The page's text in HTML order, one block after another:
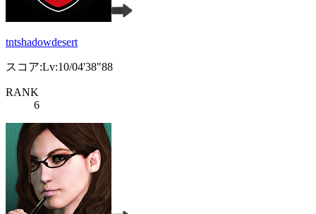
tntshadowdesert
スコア:Lv:10/04'38"88
RANK
6